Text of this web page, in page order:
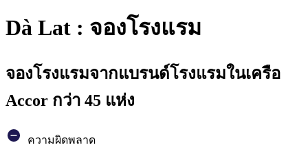
Dà Lat : จองโรงแรม
จองโรงแรมจากแบรนด์โรงแรมในเครือ
Accor กว่า 45 แห่ง
ความผิดพลาด